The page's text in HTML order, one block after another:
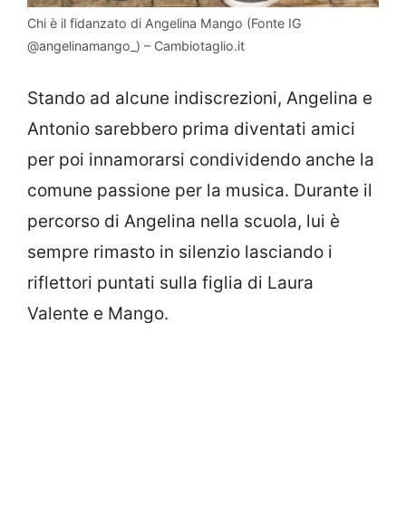
Chi è il fidanzato di Angelina Mango (Fonte IG
@angelinamango_) – Cambiotaglio.it
Stando ad alcune indiscrezioni, Angelina e
Antonio sarebbero prima diventati amici
per poi innamorarsi condividendo anche la
comune passione per la musica. Durante il
percorso di Angelina nella scuola, lui è
sempre rimasto in silenzio lasciando i
riflettori puntati sulla figlia di Laura
Valente e Mango.